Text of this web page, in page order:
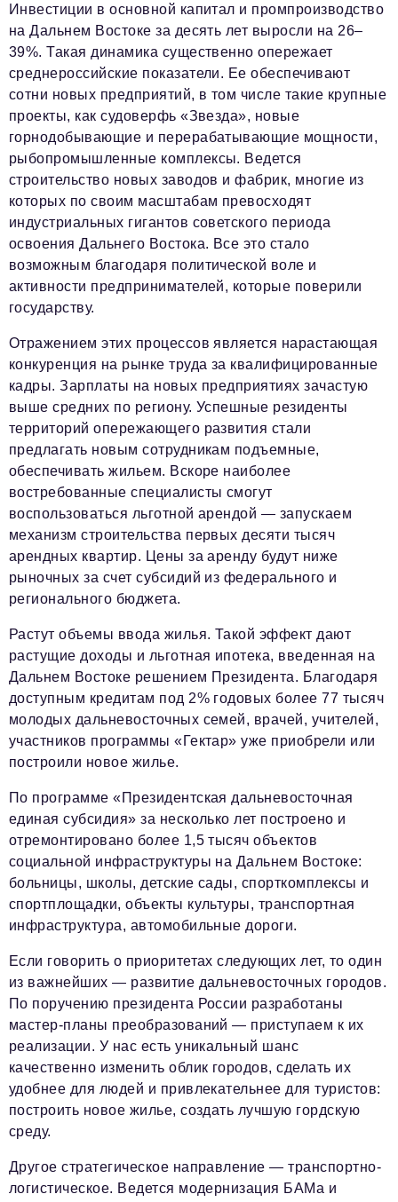
Инвестиции в основной капитал и промпроизводство
на Дальнем Востоке за десять лет выросли на 26–
39%. Такая динамика существенно опережает
среднероссийские показатели. Ее обеспечивают
сотни новых предприятий, в том числе такие крупные
проекты, как судоверфь «Звезда», новые
горнодобывающие и перерабатывающие мощности,
рыбопромышленные комплексы. Ведется
строительство новых заводов и фабрик, многие из
которых по своим масштабам превосходят
индустриальных гигантов советского периода
освоения Дальнего Востока. Все это стало
возможным благодаря политической воле и
активности предпринимателей, которые поверили
государству.
Отражением этих процессов является нарастающая
конкуренция на рынке труда за квалифицированные
кадры. Зарплаты на новых предприятиях зачастую
выше средних по региону. Успешные резиденты
территорий опережающего развития стали
предлагать новым сотрудникам подъемные,
обеспечивать жильем. Вскоре наиболее
востребованные специалисты смогут
воспользоваться льготной арендой — запускаем
механизм строительства первых десяти тысяч
арендных квартир. Цены за аренду будут ниже
рыночных за счет субсидий из федерального и
регионального бюджета.
Растут объемы ввода жилья. Такой эффект дают
растущие доходы и льготная ипотека, введенная на
Дальнем Востоке решением Президента. Благодаря
доступным кредитам под 2% годовых более 77 тысяч
молодых дальневосточных семей, врачей, учителей,
участников программы «Гектар» уже приобрели или
построили новое жилье.
По программе «Президентская дальневосточная
единая субсидия» за несколько лет построено и
отремонтировано более 1,5 тысяч объектов
социальной инфраструктуры на Дальнем Востоке:
больницы, школы, детские сады, спорткомплексы и
спортплощадки, объекты культуры, транспортная
инфраструктура, автомобильные дороги.
Если говорить о приоритетах следующих лет, то один
из важнейших — развитие дальневосточных городов.
По поручению президента России разработаны
мастер-планы преобразований — приступаем к их
реализации. У нас есть уникальный шанс
качественно изменить облик городов, сделать их
удобнее для людей и привлекательнее для туристов:
построить новое жилье, создать лучшую гордскую
среду.
Другое стратегическое направление — транспортно-
логистическое. Ведется модернизация БАМа и